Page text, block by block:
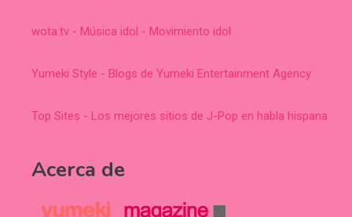
wota.tv - Música idol - Movimiento idol
Yumeki Style - Blogs de Yumeki Entertainment Agency
Top Sites - Los mejores sitios de J-Pop en habla hispana
Acerca de